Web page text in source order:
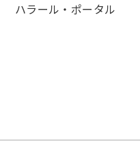
ハラール・ポータル